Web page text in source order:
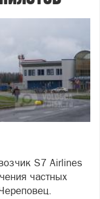
S7 Airlines
частных